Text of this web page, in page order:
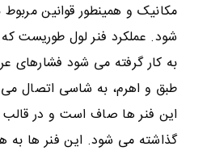
مکانیک و همینطور قوانین
شود. عملکرد فنر لول طوریست
به کار گرفته می شود فشارهای
طبق و اهرم، به شاسی اتصال می
این فنر ها صاف است و در
گذاشته می شود. این فنر ها به